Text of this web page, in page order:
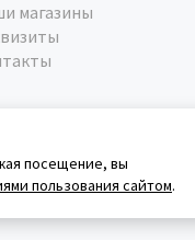
магазины
посещение, вы
пользования сайтом.